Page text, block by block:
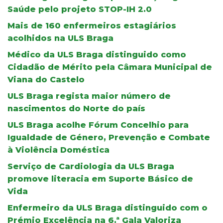
Saúde pelo projeto STOP-IH 2.0
Mais de 160 enfermeiros estagiários
acolhidos na ULS Braga
Médico da ULS Braga distinguido como
Cidadão de Mérito pela Câmara Municipal de
Viana do Castelo
ULS Braga regista maior número de
nascimentos do Norte do país
ULS Braga acolhe Fórum Concelhio para
Igualdade de Género, Prevenção e Combate
à Violência Doméstica
Serviço de Cardiologia da ULS Braga
promove literacia em Suporte Básico de
Vida
Enfermeiro da ULS Braga distinguido com o
Prémio Excelência na 6.ª Gala Valoriza